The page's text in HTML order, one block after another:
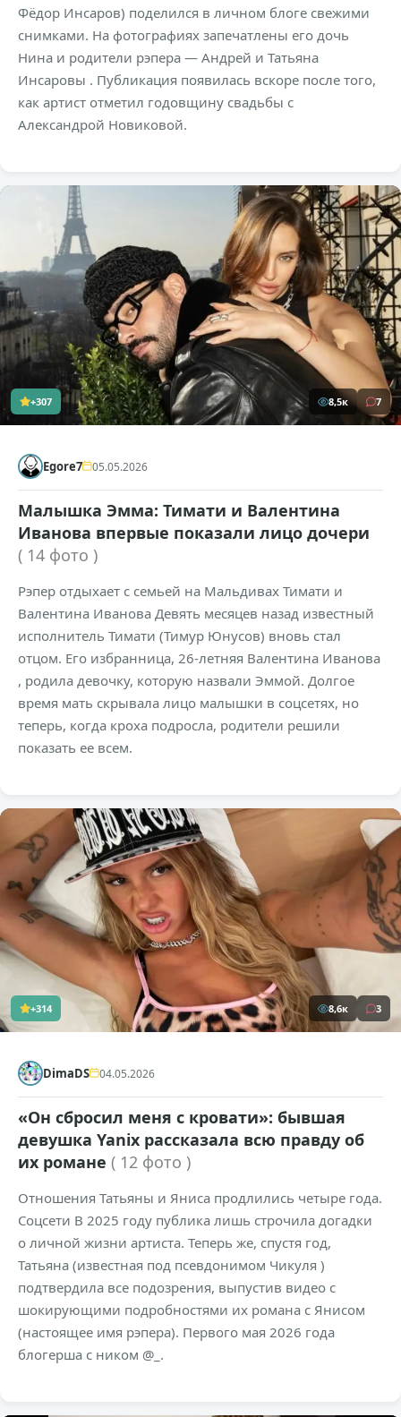
Фёдор Инсаров) поделился в личном блоге свежими
снимками. На фотографиях запечатлены его дочь
Нина и родители рэпера — Андрей и Татьяна
Инсаровы . Публикация появилась вскоре после того,
как артист отметил годовщину свадьбы с
Александрой Новиковой.
+307 8,5к 7
Egore7 05.05.2026
Малышка Эмма: Тимати и Валентина
Иванова впервые показали лицо дочери
( 14 фото )
Рэпер отдыхает с семьей на Мальдивах Тимати и
Валентина Иванова Девять месяцев назад известный
исполнитель Тимати (Тимур Юнусов) вновь стал
отцом. Его избранница, 26-летняя Валентина Иванова
, родила девочку, которую назвали Эммой. Долгое
время мать скрывала лицо малышки в соцсетях, но
теперь, когда кроха подросла, родители решили
показать ее всем.
+314 8,6к 3
DimaDS 04.05.2026
«Он сбросил меня с кровати»: бывшая
девушка Yanix рассказала всю правду об
их романе ( 12 фото )
Отношения Татьяны и Яниса продлились четыре года.
Соцсети В 2025 году публика лишь строчила догадки
о личной жизни артиста. Теперь же, спустя год,
Татьяна (известная под псевдонимом Чикуля )
подтвердила все подозрения, выпустив видео с
шокирующими подробностями их романа с Янисом
(настоящее имя рэпера). Первого мая 2026 года
блогерша с ником @_.